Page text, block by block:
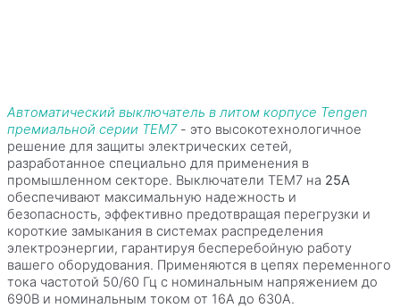
Автоматический выключатель в литом корпусе Tengen
премиальной серии TEM7- это высокотехнологичное
решение для защиты электрических сетей,
разработанное специально для применения в
промышленном секторе. Выключатели TEM7 на 25A
обеспечивают максимальную надежность и
безопасность, эффективно предотвращая перегрузки и
короткие замыкания в системах распределения
электроэнергии, гарантируя бесперебойную работу
вашего оборудования. Применяются в цепях переменного
тока частотой 50/60 Гц с номинальным напряжением до
690В и номинальным током от 16A до 630A.